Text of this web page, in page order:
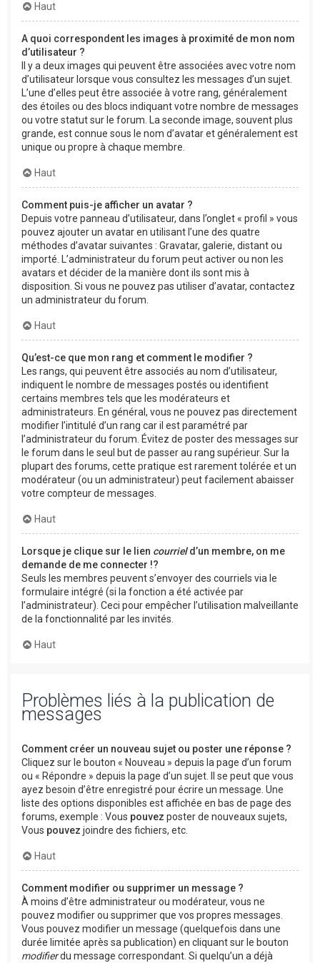
Haut
A quoi correspondent les images à proximité de mon nom
d’utilisateur ?
Il y a deux images qui peuvent être associées avec votre nom
d’utilisateur lorsque vous consultez les messages d’un sujet.
L’une d’elles peut être associée à votre rang, généralement
des étoiles ou des blocs indiquant votre nombre de messages
ou votre statut sur le forum. La seconde image, souvent plus
grande, est connue sous le nom d’avatar et généralement est
unique ou propre à chaque membre.
Haut
Comment puis-je afficher un avatar ?
Depuis votre panneau d’utilisateur, dans l’onglet « profil » vous
pouvez ajouter un avatar en utilisant l’une des quatre
méthodes d’avatar suivantes : Gravatar, galerie, distant ou
importé. L’administrateur du forum peut activer ou non les
avatars et décider de la manière dont ils sont mis à
disposition. Si vous ne pouvez pas utiliser d’avatar, contactez
un administrateur du forum.
Haut
Qu’est-ce que mon rang et comment le modifier ?
Les rangs, qui peuvent être associés au nom d’utilisateur,
indiquent le nombre de messages postés ou identifient
certains membres tels que les modérateurs et
administrateurs. En général, vous ne pouvez pas directement
modifier l’intitulé d’un rang car il est paramétré par
l’administrateur du forum. Évitez de poster des messages sur
le forum dans le seul but de passer au rang supérieur. Sur la
plupart des forums, cette pratique est rarement tolérée et un
modérateur (ou un administrateur) peut facilement abaisser
votre compteur de messages.
Haut
Lorsque je clique sur le lien courrield’un membre, on me
demande de me connecter !?
Seuls les membres peuvent s’envoyer des courriels via le
formulaire intégré (si la fonction a été activée par
l’administrateur). Ceci pour empêcher l’utilisation malveillante
de la fonctionnalité par les invités.
Haut
Problèmes liés à la publication de
messages
Comment créer un nouveau sujet ou poster une réponse ?
Cliquez sur le bouton « Nouveau » depuis la page d’un forum
ou « Répondre » depuis la page d’un sujet. Il se peut que vous
ayez besoin d’être enregistré pour écrire un message. Une
liste des options disponibles est affichée en bas de page des
forums, exemple : Vous pouvez poster de nouveaux sujets,
Vous pouvez joindre des fichiers, etc.
Haut
Comment modifier ou supprimer un message ?
À moins d’être administrateur ou modérateur, vous ne
pouvez modifier ou supprimer que vos propres messages.
Vous pouvez modifier un message (quelquefois dans une
durée limitée après sa publication) en cliquant sur le bouton
modifierdu message correspondant. Si quelqu’un a déjà